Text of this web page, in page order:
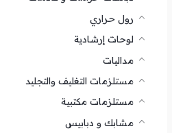
رول حراري
لوحات إرشادية
مداليات
مستلزمات التغليف والتجليد
مستلزمات مكتبية
مشابك و دبابيس